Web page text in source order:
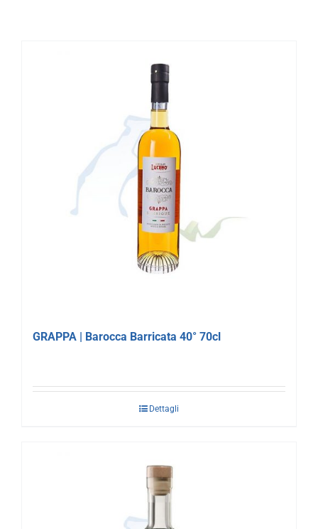
GRAPPA | Barocca Barricata 40° 70cl
Dettagli